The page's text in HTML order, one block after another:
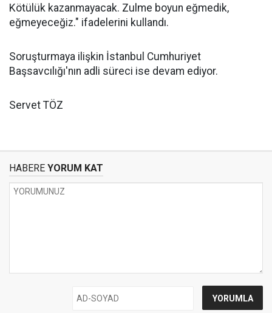
Kötülük kazanmayacak. Zulme boyun eğmedik,
eğmeyeceğiz." ifadelerini kullandı.
Soruşturmaya ilişkin İstanbul Cumhuriyet
Başsavcılığı'nın adli süreci ise devam ediyor.
Servet TÖZ
HABERE YORUM KAT